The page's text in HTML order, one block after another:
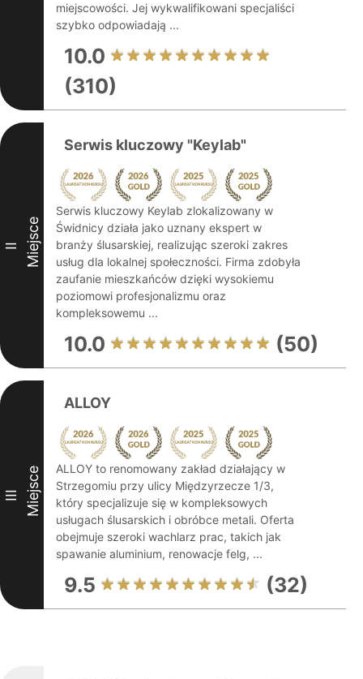
miejscowości. Jej wykwalifikowani specjaliści
szybko odpowiadają ...
10.0
(310)
II Miejsce
Serwis kluczowy "Keylab"
Serwis kluczowy Keylab zlokalizowany w
Świdnicy działa jako uznany ekspert w
branży ślusarskiej, realizując szeroki zakres
usług dla lokalnej społeczności. Firma zdobyła
zaufanie mieszkańców dzięki wysokiemu
poziomowi profesjonalizmu oraz
kompleksowemu ...
10.0 (50)
III Miejsce
ALLOY
ALLOY to renomowany zakład działający w
Strzegomiu przy ulicy Międzyrzecze 1/3,
który specjalizuje się w kompleksowych
usługach ślusarskich i obróbce metali. Oferta
obejmuje szeroki wachlarz prac, takich jak
spawanie aluminium, renowacje felg, ...
9.5 (32)